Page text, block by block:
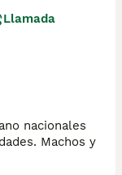
Llamada
nacionales
Machos y